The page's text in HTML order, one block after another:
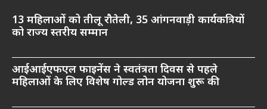
13 महिलाओं को तीलू रौतेली, 35 आंगनवाड़ी कार्यकत्रियों
को राज्य स्तरीय सम्मान
आईआईएफएल फाइनेंस ने स्वतंत्रता दिवस से पहले
महिलाओं के लिए विशेष गोल्ड लोन योजना शुरू की